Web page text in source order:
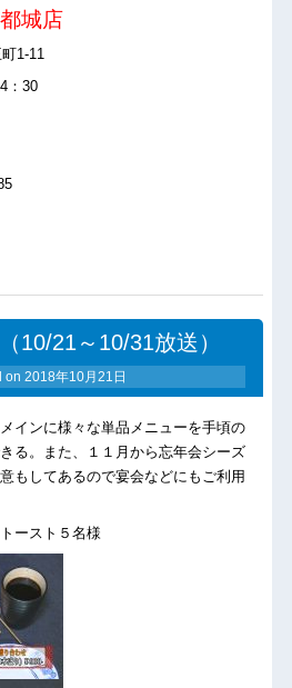
城店
1-11
：30
10/21～10/31放送）
on 2018年10月21日
インに様々な単品メニューを手頃の
る。また、１１月から忘年会シーズ
もしてあるので宴会などにもご利用
ースト５名様